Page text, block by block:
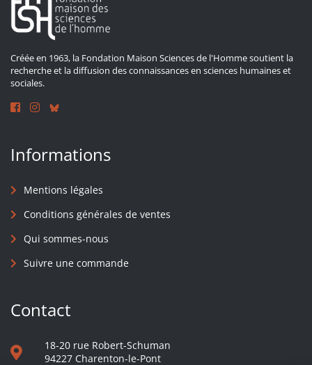
Créée en 1963, la Fondation Maison Sciences de l'Homme soutient la
recherche et la diffusion des connaissances en sciences humaines et
sociales.
Informations
Mentions légales
Conditions générales de ventes
Qui sommes-nous
Suivre une commande
Contact
18-20 rue Robert-Schuman
94227 Charenton-le-Pont